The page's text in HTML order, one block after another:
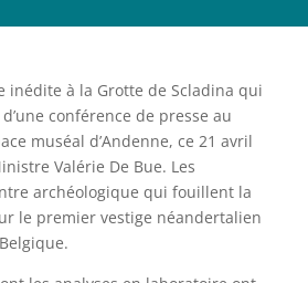
inédite à la Grotte de Scladina qui
conférence de presse au
muséal d’Andenne, ce 21 avril
Valérie De Bue. Les
archéologique qui fouillent la
le premier vestige néandertalien